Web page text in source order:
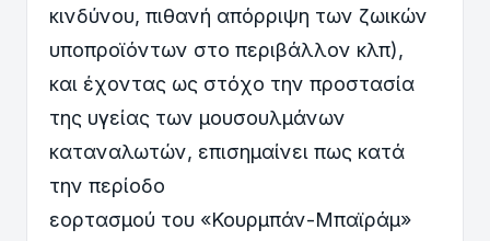
κινδύνου, πιθανή απόρριψη των ζωικών
υποπροϊόντων στο περιβάλλον κλπ),
και έχοντας ως στόχο την προστασία
της υγείας των μουσουλμάνων
καταναλωτών, επισημαίνει πως κατά
την περίοδο
εορτασμού του «Κουρμπάν-Μπαϊράμ»